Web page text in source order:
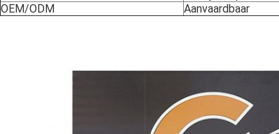
OEM/ODM
Aanvaardbaar